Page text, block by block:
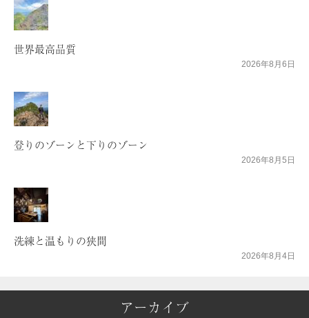
世界最高品質
2026年8月6日
登りのゾーンと下りのゾーン
2026年8月5日
洗練と温もりの狭間
2026年8月4日
アーカイブ